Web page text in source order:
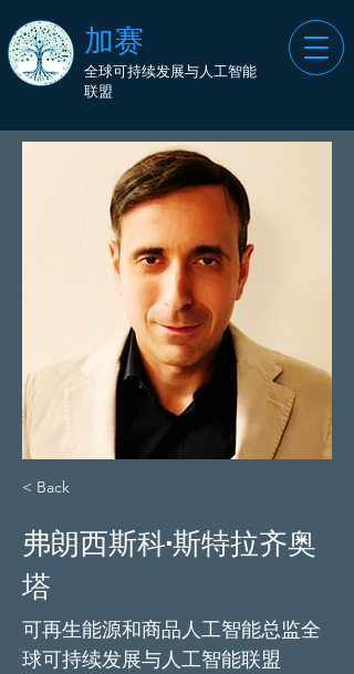
加赛
全球可持续发展与人工智能
联盟
< Back
弗朗西斯科·斯特拉齐奥
塔
可再生能源和商品人工智能总监全
球可持续发展与人工智能联盟